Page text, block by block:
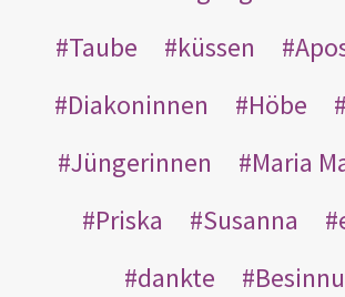
Taube
küssen
Diakoninnen
Höbe
Jüngerinnen
Maria
Priska
Susanna
dankte